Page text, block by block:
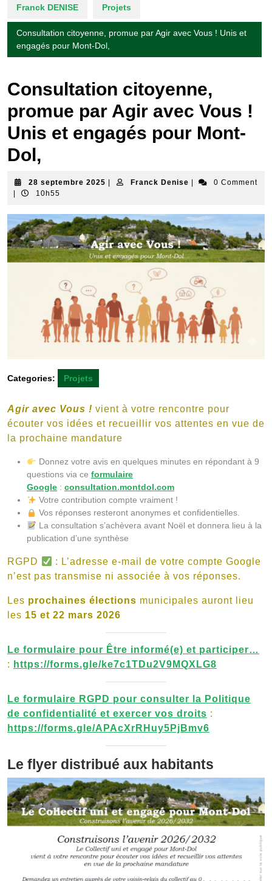
Franck DENISE Projets
Consultation citoyenne, promue par Agir avec Vous ! Unis et
engagés pour Mont-Dol,
Consultation citoyenne,
promue par Agir avec Vous !
Unis et engagés pour Mont-
Dol,
28 septembre 2025 28
Franck Denise Franck0 Comment
10h55
Categories: Projets
Agir avec Vous ! vient à votre rencontre pour
écouter vos idées et recueillir vos attentes en vue de
la prochaine mandature
Donnez votre avis en quelques minutes en répondant à 9
questions via ce formulaire
Google : consultation.montdol.com
Votre contribution compte vraiment !
Vos réponses resteront anonymes et confidentielles.
La consultation s’achèvera avant Noël et donnera lieu à la
publication d’une synthèse
RGPD
: L’adresse e-mail de votre compte Google
n’est pas transmise ni associée à vos réponses.
Les prochaines élections municipales auront lieu
les 15 et 22 mars 2026
Le formulaire pour Être informé(e) et participer…
: https://forms.gle/ke7c1TDu2V9MQXLG8
Le formulaire RGPD pour consulter la Politique
de confidentialité et exercer vos droits :
https://forms.gle/APAcXrRHuy5PjBmv6
Le flyer distribué aux habitants